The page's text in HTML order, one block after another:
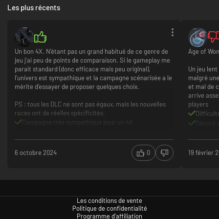
*Des outils de création de mods sont gracieusement fournis aux fans. Ils
peuvent exiger une configuration minimale différente de celles du jeu Age
of Wonders: Planetfall, ne pas être pris en charge techniquement ou
n'être proposés qu'en anglais.
Les plus récents
Un bon 4X. N'étant pas un grand habitué de ce genre de
jeu j'ai peu de points de comparaison. Si le gameplay me
parait standard (donc efficace mais peu original),
l'univers est sympathique et la campagne scénarisée a le
mérite d'essayer de proposer quelques choix.
PS : tous les DLC ne sont pas égaux, mais les nouvelles
races ont de réelles spécificités.
Campagne très sympathique pour un 4X
Aucune grande originalité par rapport aux autres 4X
6 octobre 2024
0
Age of
Un jeu
malgré
et mal de
arrive
players
Décors,
19 février
Les conditions de vente
Politique de confidentialité
Programme d'affiliation